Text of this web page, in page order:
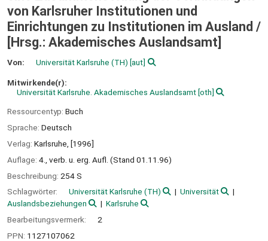
von Karlsruher Institutionen und
Einrichtungen zu Institutionen im Ausland /
[Hrsg.: Akademisches Auslandsamt]
Von: Universität Karlsruhe (TH) [aut]
Mitwirkende(r):
Universität Karlsruhe. Akademisches Auslandsamt[oth]
Ressourcentyp: Buch
Sprache: Deutsch
Verlag: Karlsruhe, [1996]
Auflage: 4., verb. u. erg. Aufl. (Stand 01.11.96)
Beschreibung: 254 S
Schlagwörter:
Universität Karlsruhe (TH)
Universität
Auslandsbeziehungen
Karlsruhe
Bearbeitungsvermerk:
2
PPN: 1127107062